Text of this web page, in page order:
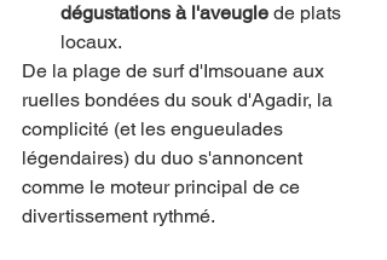
dégustations à l'aveugle de plats
locaux.
De la plage de surf d'Imsouane aux
ruelles bondées du souk d'Agadir, la
complicité (et les engueulades
légendaires) du duo s'annoncent
comme le moteur principal de ce
divertissement rythmé.